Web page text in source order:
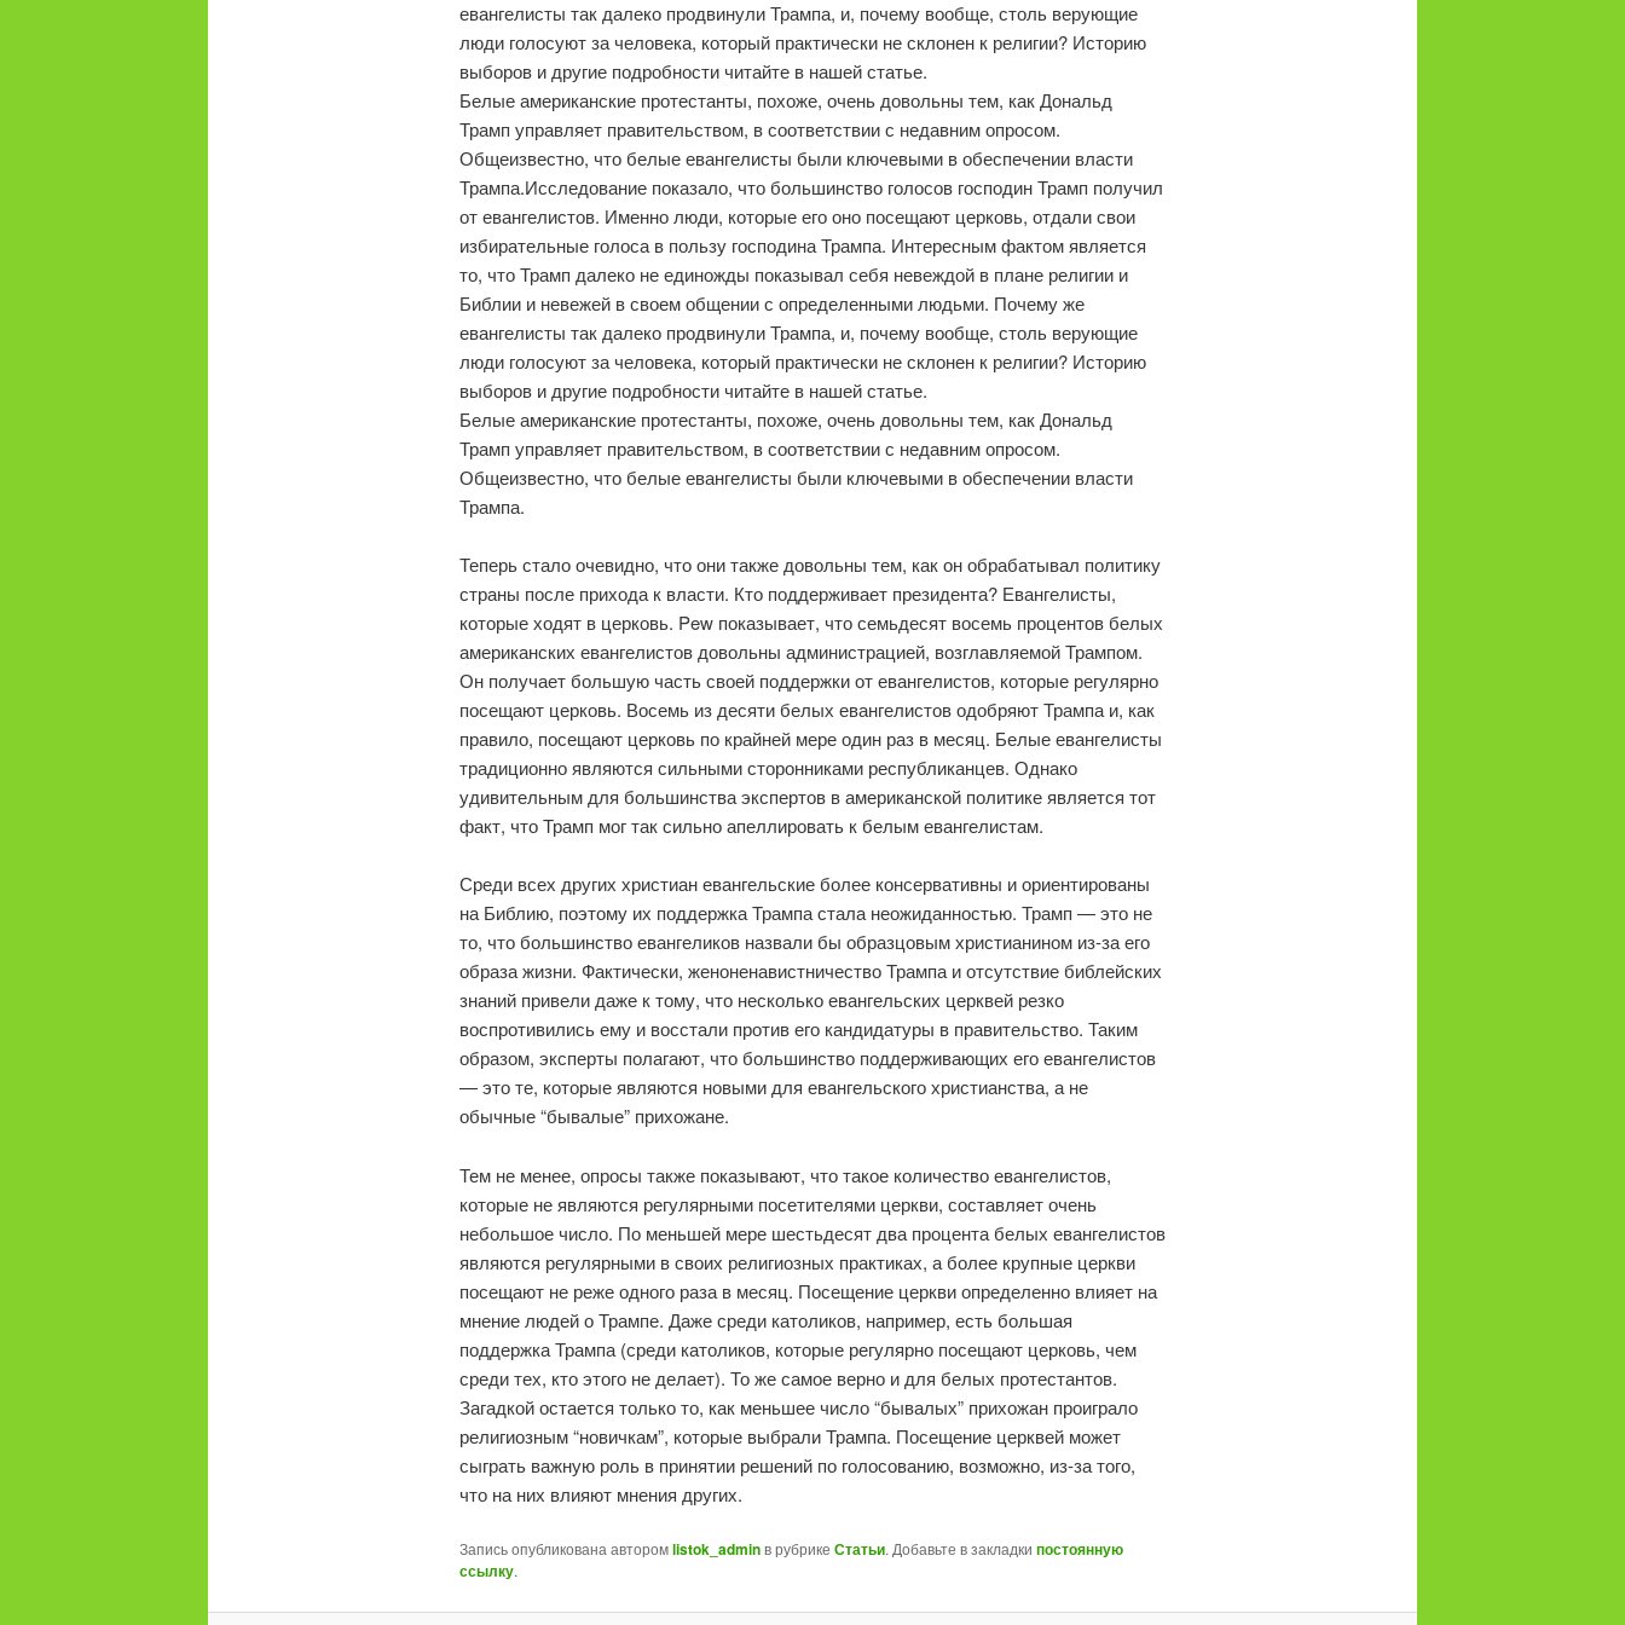
евангелисты так далеко продвинули Трампа, и, почему вообще, столь верующие
люди голосуют за человека, который практически не склонен к религии? Историю
выборов и другие подробности читайте в нашей статье.
Белые американские протестанты, похоже, очень довольны тем, как Дональд
Трамп управляет правительством, в соответствии с недавним опросом.
Общеизвестно, что белые евангелисты были ключевыми в обеспечении власти
Трампа.Исследование показало, что большинство голосов господин Трамп получил
от евангелистов. Именно люди, которые его оно посещают церковь, отдали свои
избирательные голоса в пользу господина Трампа. Интересным фактом является
то, что Трамп далеко не единожды показывал себя невеждой в плане религии и
Библии и невежей в своем общении с определенными людьми. Почему же
евангелисты так далеко продвинули Трампа, и, почему вообще, столь верующие
люди голосуют за человека, который практически не склонен к религии? Историю
выборов и другие подробности читайте в нашей статье.
Белые американские протестанты, похоже, очень довольны тем, как Дональд
Трамп управляет правительством, в соответствии с недавним опросом.
Общеизвестно, что белые евангелисты были ключевыми в обеспечении власти
Трампа.
Теперь стало очевидно, что они также довольны тем, как он обрабатывал политику
страны после прихода к власти. Кто поддерживает президента? Евангелисты,
которые ходят в церковь. Pew показывает, что семьдесят восемь процентов белых
американских евангелистов довольны администрацией, возглавляемой Трампом.
Он получает большую часть своей поддержки от евангелистов, которые регулярно
посещают церковь. Восемь из десяти белых евангелистов одобряют Трампа и, как
правило, посещают церковь по крайней мере один раз в месяц. Белые евангелисты
традиционно являются сильными сторонниками республиканцев. Однако
удивительным для большинства экспертов в американской политике является тот
факт, что Трамп мог так сильно апеллировать к белым евангелистам.
Среди всех других христиан евангельские более консервативны и ориентированы
на Библию, поэтому их поддержка Трампа стала неожиданностью. Трамп — это не
то, что большинство евангеликов назвали бы образцовым христианином из-за его
образа жизни. Фактически, женоненавистничество Трампа и отсутствие библейских
знаний привели даже к тому, что несколько евангельских церквей резко
воспротивились ему и восстали против его кандидатуры в правительство. Таким
образом, эксперты полагают, что большинство поддерживающих его евангелистов
— это те, которые являются новыми для евангельского христианства, а не
обычные “бывалые” прихожане.
Тем не менее, опросы также показывают, что такое количество евангелистов,
которые не являются регулярными посетителями церкви, составляет очень
небольшое число. По меньшей мере шестьдесят два процента белых евангелистов
являются регулярными в своих религиозных практиках, а более крупные церкви
посещают не реже одного раза в месяц. Посещение церкви определенно влияет на
мнение людей о Трампе. Даже среди католиков, например, есть большая
поддержка Трампа (среди католиков, которые регулярно посещают церковь, чем
среди тех, кто этого не делает). То же самое верно и для белых протестантов.
Загадкой остается только то, как меньшее число “бывалых” прихожан проиграло
религиозным “новичкам”, которые выбрали Трампа. Посещение церквей может
сыграть важную роль в принятии решений по голосованию, возможно, из-за того,
что на них влияют мнения других.
Запись опубликована авторомlistok_adminв рубрике Статьи. Добавьте в закладки постоянную
ссылку.